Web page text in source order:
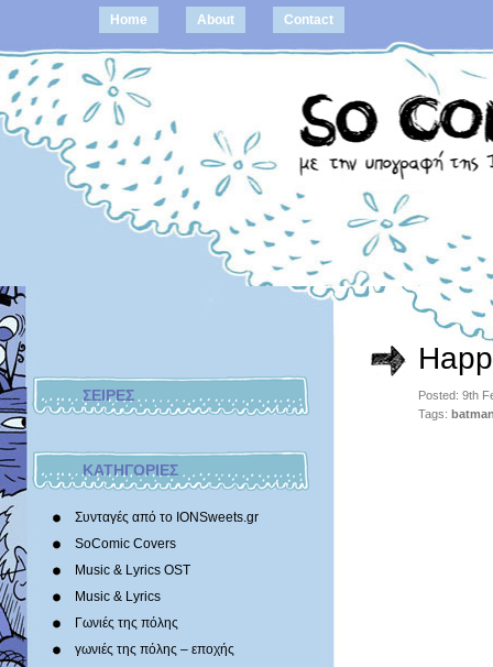
Home About Contact
ΣΕΙΡΕΣ
ΚΑΤΗΓΟΡΙΕΣ
Συνταγές από το IONSweets.gr
SoComic Covers
Music & Lyrics OST
Music & Lyrics
Γωνιές της πόλης
γωνιές της πόλης – εποχής
Posted: 9th
Tags: